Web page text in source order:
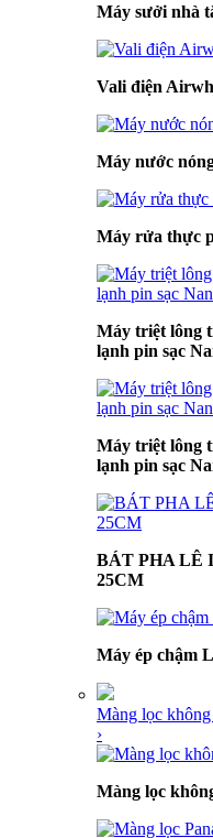
Máy sưởi nhà
Vali điện
Máy nước
Máy rửa thực
Máy triệt lông
lạnh pin sạc
Máy triệt lông
lạnh pin sạc
BÁT PHA LÊ
25CM
Máy ép chậm
Màng lọc
›
Màng lọc